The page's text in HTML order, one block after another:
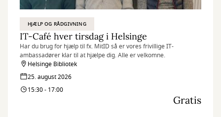
HJÆLP OG RÅDGIVNING
IT-Café hver tirsdag i Helsinge
Har du brug for hjælp til fx. MitID så er vores frivillige IT-
ambassadører klar til at hjælpe dig. Alle er velkomne.
Helsinge Bibliotek
25. august 2026
15:30 - 17:00
Gratis